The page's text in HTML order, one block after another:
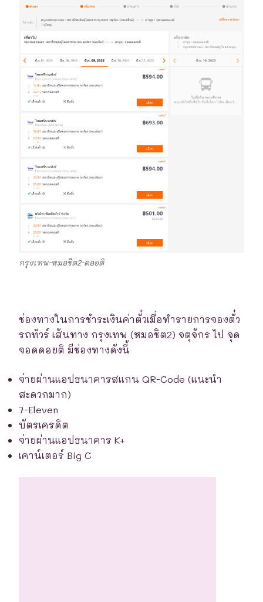
กรุงเทพ-หมอชิต2-ดอยติ
ช่องทางในการชำระเงินค่าตั๋วเมื่อทำรายการจองตั๋ว
รถทัวร์ เส้นทาง กรุงเทพ (หมอชิต2) จตุจักร ไป จุด
จอดดอยติ มีช่องทางดังนี้
จ่ายผ่านแอปธนาคารสแกน QR-Code (แนะนำ
สะดวกมาก)
7-Eleven
บัตรเครดิต
จ่ายผ่านแอปธนาคาร K+
เคาน์เตอร์ Big C